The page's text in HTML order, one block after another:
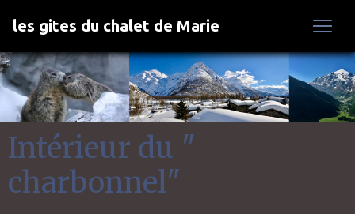
les gites du chalet de Marie
Intérieur du "
charbonnel"